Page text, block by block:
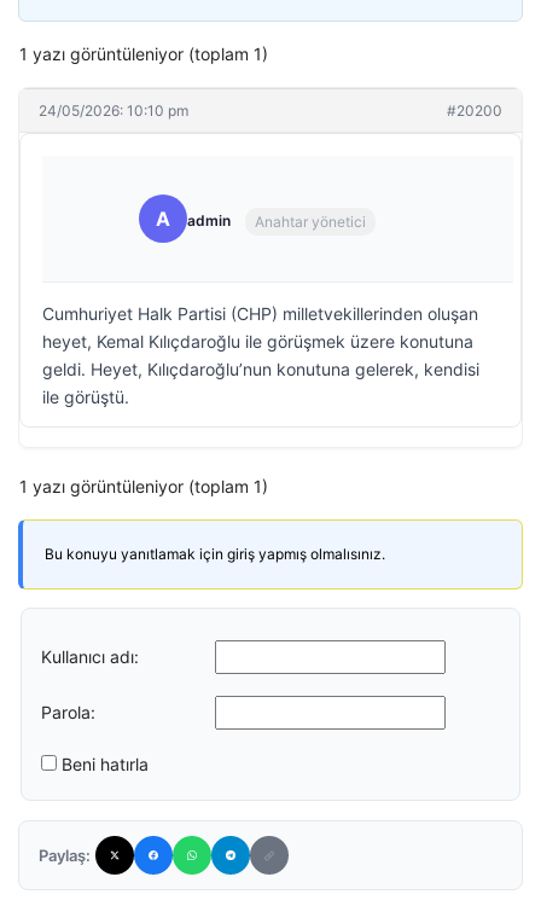
1 yazı görüntüleniyor (toplam 1)
24/05/2026: 10:10 pm #20200
A admin Anahtar yönetici
Cumhuriyet Halk Partisi (CHP) milletvekillerinden oluşan
heyet, Kemal Kılıçdaroğlu ile görüşmek üzere konutuna
geldi. Heyet, Kılıçdaroğlu’nun konutuna gelerek, kendisi
ile görüştü.
1 yazı görüntüleniyor (toplam 1)
Bu konuyu yanıtlamak için giriş yapmış olmalısınız.
Kullanıcı adı:
Parola:
Beni hatırla
Paylaş: